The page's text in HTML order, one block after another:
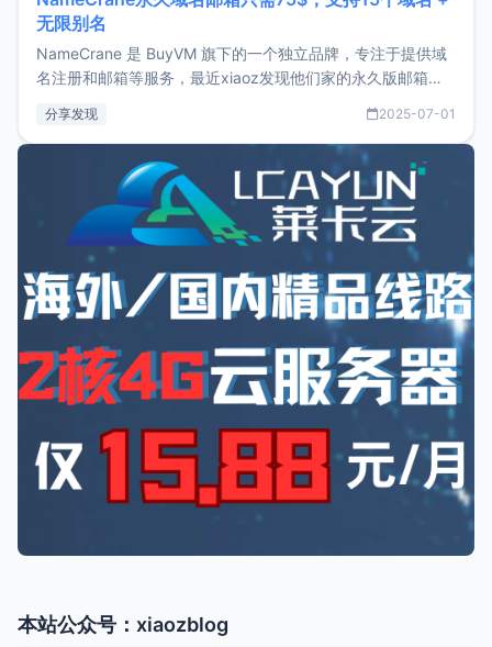
无限别名
NameCrane 是 BuyVM 旗下的一个独立品牌，专注于提供域
名注册和邮箱等服务，最近xiaoz发现他们家的永久版邮箱服
又实惠的域名邮箱，不妨尝试一下 NameCrane。注册
NameCraneNameCrane不支持直接注册，必须要购买
分享发现 2025-07-01
本站公众号：xiaozblog